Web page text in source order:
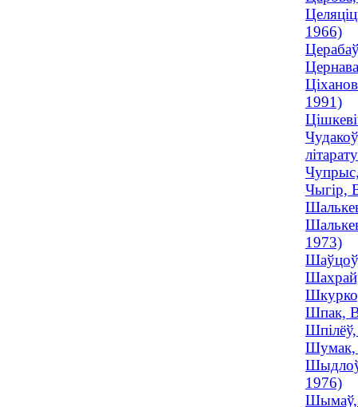
1966)
1991)
Чыгір,
1973)
Шпак,
Шумак,
1976)
Шымаў,